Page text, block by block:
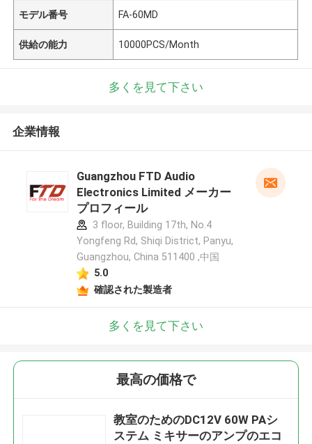
モデル番号 FA-60MD
供給の能力 10000PCS/Month
多くを見て下さい
企業情報
Guangzhou FTD Audio
Electronics Limited メーカー
プロフィール
3 floor, Building 17th, No.4
Yongfeng Rd, Shiqi District, Panyu,
Guangzhou, China 511400 ,中国
5.0
確認された製造者
多くを見て下さい
最高の価格で
教室のためのDC12V 60W PAシ
ステム ミキサーのアンプのエコ